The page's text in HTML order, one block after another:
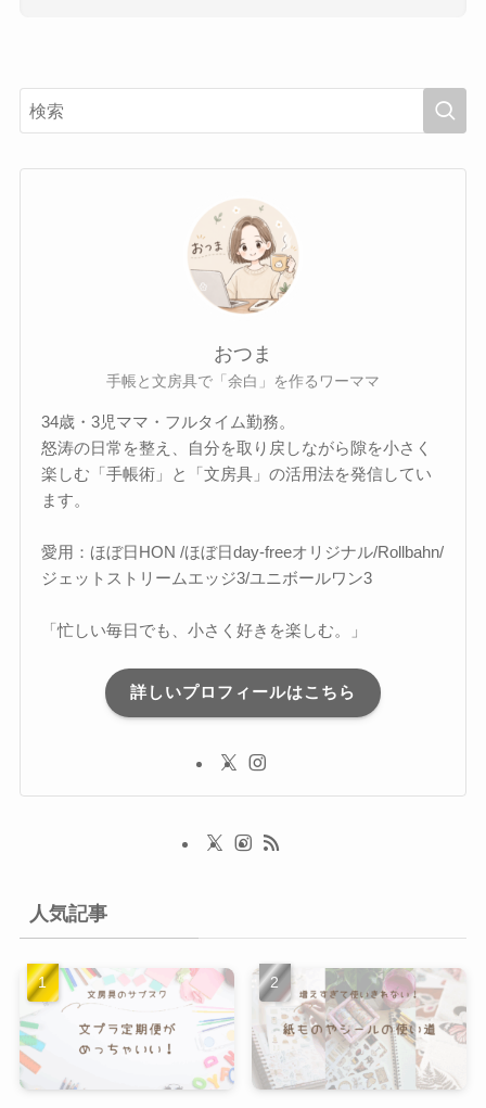
おつま
手帳と文房具で「余白」を作るワーママ
34歳・3児ママ・フルタイム勤務。
怒涛の日常を整え、自分を取り戻しながら隙を小さく
楽しむ「手帳術」と「文房具」の活用法を発信してい
ます。
愛用：ほぼ日HON /ほぼ日day-freeオリジナル/Rollbahn/
ジェットストリームエッジ3/ユニボールワン3
「忙しい毎日でも、小さく好きを楽しむ。」
詳しいプロフィールはこちら
人気記事